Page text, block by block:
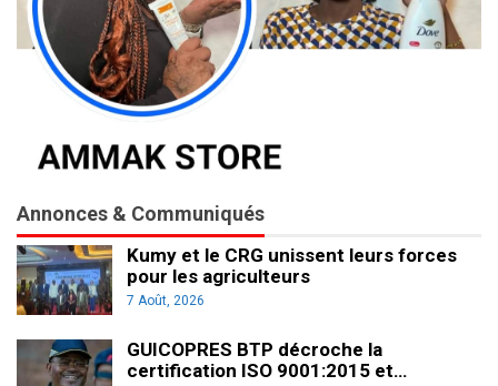
Annonces & Communiqués
Kumy et le CRG unissent leurs forces
pour les agriculteurs
7 Août, 2026
GUICOPRES BTP décroche la
certification ISO 9001:2015 et…